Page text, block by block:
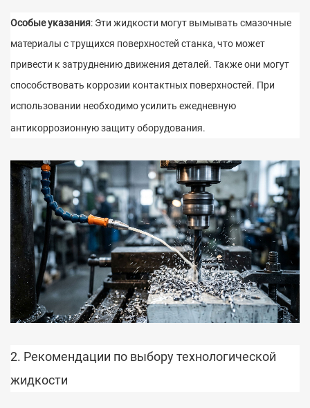
Особые указания: Эти жидкости могут вымывать смазочные
материалы с трущихся поверхностей станка, что может
привести к затруднению движения деталей. Также они могут
способствовать коррозии контактных поверхностей. При
использовании необходимо усилить ежедневную
антикоррозионную защиту оборудования.
2. Рекомендации по выбору технологической
жидкости